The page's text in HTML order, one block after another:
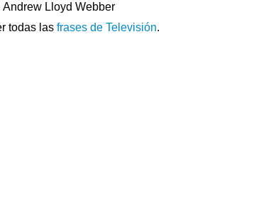
Andrew Lloyd Webber
todas las frases de Televisión.